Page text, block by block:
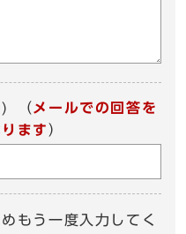
（ メールでの回答を
ます ）
もう一度入力してく